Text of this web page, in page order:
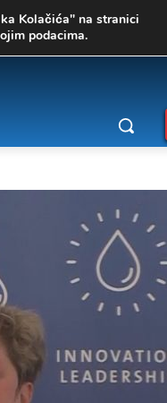
Kolačića" na stranici
podacima.